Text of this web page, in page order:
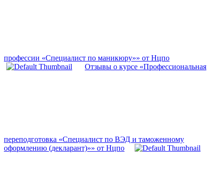
профессии «Специалист по маникюру»» от Нцпо
Отзывы о курсе «Профессиональная
переподготовка «Специалист по ВЭД и таможенному
оформлению (декларант)»» от Нцпо